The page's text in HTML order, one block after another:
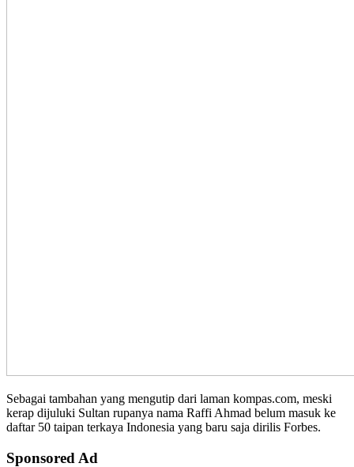
Sebagai tambahan yang mengutip dari laman kompas.com, meski
kerap dijuluki Sultan rupanya nama Raffi Ahmad belum masuk ke
daftar 50 taipan terkaya Indonesia yang baru saja dirilis Forbes.
Sponsored Ad